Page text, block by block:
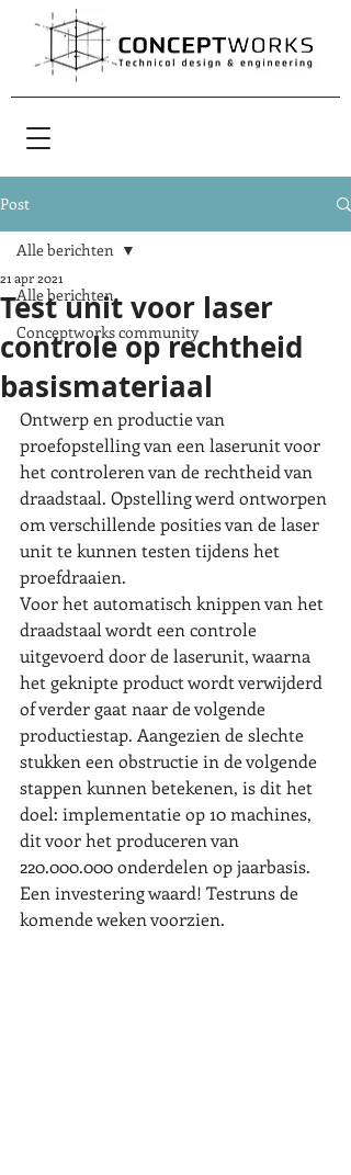
Post
Alle berichten
Conceptworks community
Alle berichten
Test unit voor laser
controle op rechtheid
basismateriaal
21 apr 2021
Ontwerp en productie van
proefopstelling van een laserunit voor
het controleren van de rechtheid van
draadstaal. Opstelling werd ontworpen
om verschillende posities van de laser
unit te kunnen testen tijdens het
proefdraaien.
Voor het automatisch knippen van het
draadstaal wordt een controle
uitgevoerd door de laserunit, waarna
het geknipte product wordt verwijderd
of verder gaat naar de volgende
productiestap. Aangezien de slechte
stukken een obstructie in de volgende
stappen kunnen betekenen, is dit het
doel: implementatie op 10 machines,
dit voor het produceren van
220.000.000 onderdelen op jaarbasis.
Een investering waard! Testruns de
komende weken voorzien.